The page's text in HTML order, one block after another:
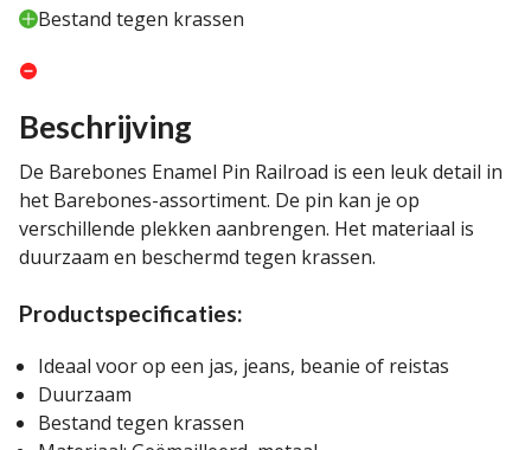
Bestand tegen krassen
Beschrijving
De Barebones Enamel Pin Railroad is een leuk detail in
het Barebones-assortiment. De pin kan je op
verschillende plekken aanbrengen. Het materiaal is
duurzaam en beschermd tegen krassen.
Productspecificaties:
Ideaal voor op een jas, jeans, beanie of reistas
Duurzaam
Bestand tegen krassen